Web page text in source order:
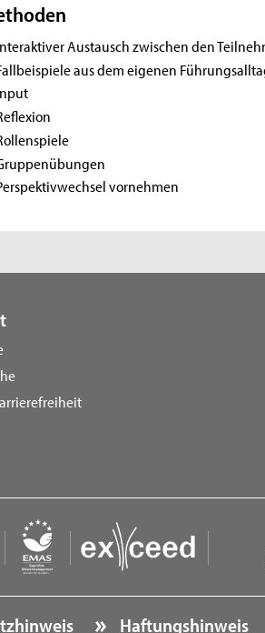
Austausch zwischen den
aus dem eigenen
vornehmen
Haftungshinweis